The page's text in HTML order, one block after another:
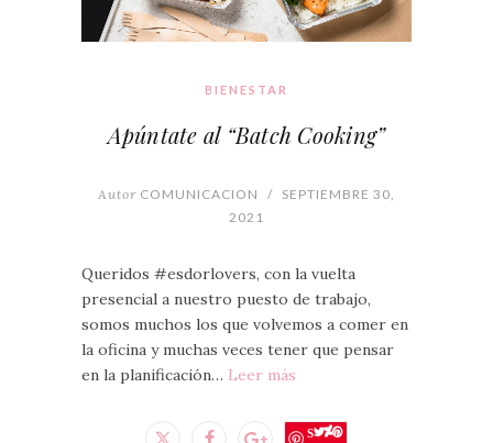
BIENESTAR
Apúntate al “Batch Cooking”
Autor COMUNICACION / SEPTIEMBRE 30,
2021
Queridos #esdorlovers, con la vuelta
presencial a nuestro puesto de trabajo,
somos muchos los que volvemos a comer en
la oficina y muchas veces tener que pensar
en la planificación… Leer más
Save